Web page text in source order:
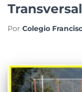
Por Colegio